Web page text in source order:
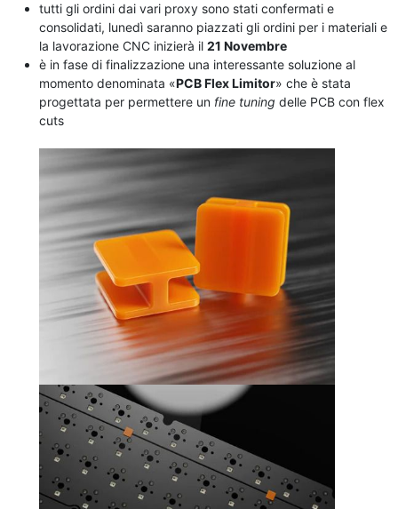
tutti gli ordini dai vari proxy sono stati confermati e
consolidati, lunedì saranno piazzati gli ordini per i materiali e
la lavorazione CNC inizierà il 21 Novembre
è in fase di finalizzazione una interessante soluzione al
momento denominata «PCB Flex Limitor» che è stata
progettata per permettere un fine tuning delle PCB con flex
cuts